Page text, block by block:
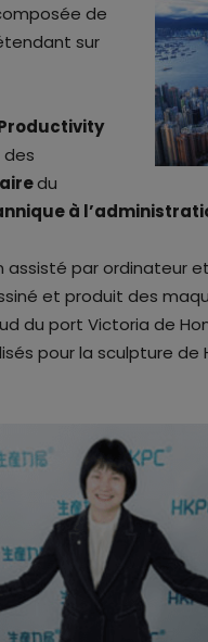
de
sur
des
du
à
assisté par ordinateur
et produit des
du port Victoria de
pour la sculpture